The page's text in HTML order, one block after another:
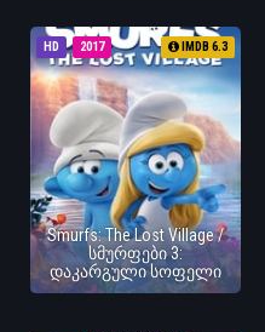
HD 2017 IMDB 6.3
Smurfs: The Lost Village /
სმურფები 3:
დაკარგული სოფელი